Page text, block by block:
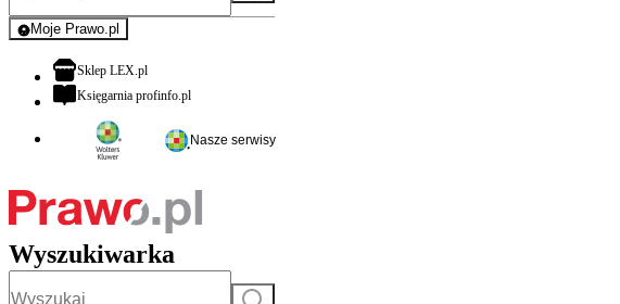
Moje Prawo.pl
- rejestracja i logowanie do serwisu
Sklep LEX.plotwiera się w nowej karcie
Księgarnia profinfo.plotwiera się w nowej karcie
Nasze serwisy
Wyszukiwarka
Szukaj